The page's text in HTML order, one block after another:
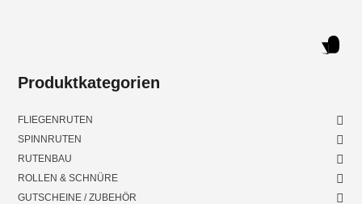
Produktkategorien
FLIEGENRUTEN
SPINNRUTEN
RUTENBAU
ROLLEN & SCHNÜRE
GUTSCHEINE / ZUBEHÖR